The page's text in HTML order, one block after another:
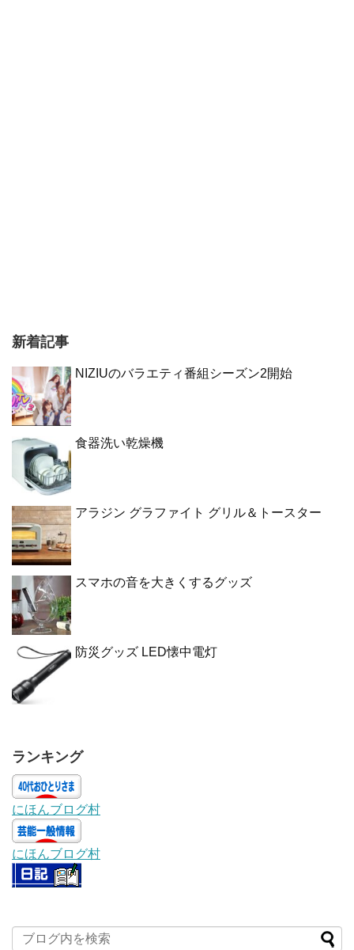
新着記事
NIZIUのバラエティ番組シーズン2開始
食器洗い乾燥機
アラジン グラファイト グリル＆トースター
スマホの音を大きくするグッズ
防災グッズ LED懐中電灯
ランキング
にほんブログ村
にほんブログ村